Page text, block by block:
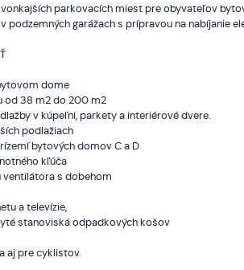
vonkajších parkovacích miest pre obyvateľov
podzemných garážach s prípravou na nabíjanie
dome
od 38 m2 do 200 m2
v kúpeľni, parkety a interiérové dvere.
podlažiach
bytových domov C a D
kľúča
s dobehom
a televízie,
stanoviská odpadkových košov
aj pre cyklistov.